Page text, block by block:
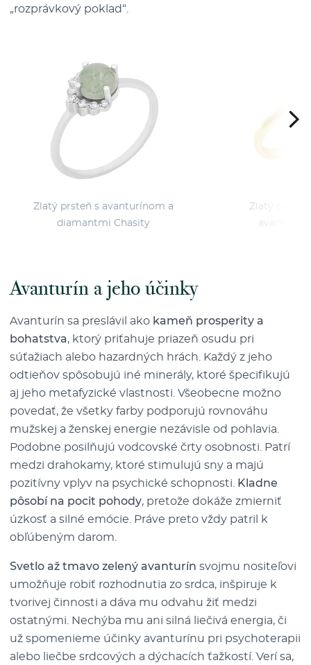
„rozprávkový poklad“.
Zlatý prsteň s avanturínom a
diamantmi Chasity
Zlatý prsten
Avanturín a jeho účinky
Avanturín sa preslávil ako kameň prosperity a
bohatstva, ktorý priťahuje priazeň osudu pri
súťažiach alebo hazardných hrách. Každý z jeho
odtieňov spôsobujú iné minerály, ktoré špecifikujú
aj jeho metafyzické vlastnosti. Všeobecne možno
povedať, že všetky farby podporujú rovnováhu
mužskej a ženskej energie nezávisle od pohlavia.
Podobne posilňujú vodcovské črty osobnosti. Patrí
medzi drahokamy, ktoré stimulujú sny a majú
pozitívny vplyv na psychické schopnosti.
Kladne
pôsobí na pocit pohody, pretože dokáže zmierniť
úzkosť a silné emócie. Práve preto vždy patril k
obľúbeným darom.
Svetlo až tmavo zelený avanturín svojmu nositeľovi
umožňuje robiť rozhodnutia zo srdca, inšpiruje k
tvorivej činnosti a dáva mu odvahu žiť medzi
ostatnými. Nechýba mu ani silná liečivá energia, či
už spomenieme účinky avanturínu pri psychoterapii
alebo liečbe srdcových a dýchacích ťažkostí. Verí sa,